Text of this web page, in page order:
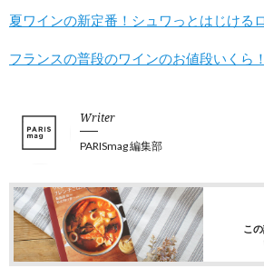
夏ワインの新定番！シュワっとはじける
フランスの普段のワインのお値段いくら
Writer
PARISmag 編集部
こ